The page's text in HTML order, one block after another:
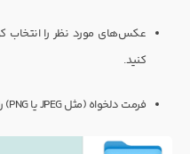
کنید.
فرمت دلخواه (مثل JPEG یا PNG) را برگزینید و محل ذخیره را مشخص کنید.